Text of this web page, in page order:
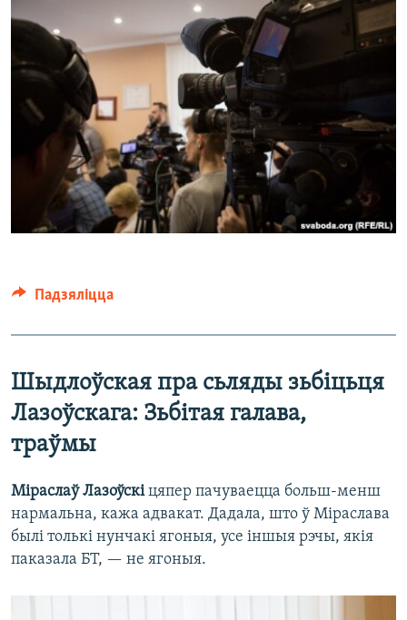
Падзяліцца
Шыдлоўская пра сьляды зьбіцьця
Лазоўскага: Зьбітая галава,
траўмы
Міраслаў Лазоўскіцяпер пачуваецца больш-менш
нармальна, кажа адвакат. Дадала, што ў Міраслава
былі толькі нунчакі ягоныя, усе іншыя рэчы, якія
паказала БТ, — не ягоныя.